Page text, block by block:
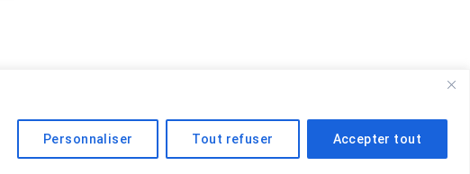
Personnaliser Tout refuser Accepter tout